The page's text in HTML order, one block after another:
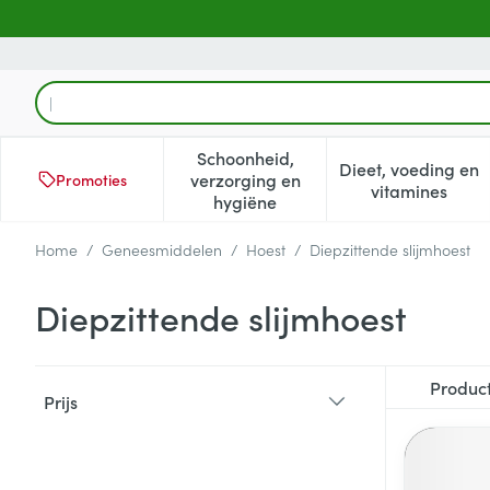
Product, merk, categorie...
Promoties
Schoonheid,
verzorging en
hygiëne
Toon submenu voor
Dieet, voeding en
vitamines
Toon
Home / Geneesmiddelen / Hoest / Diepzittende slijmhoest
Diepzittende slijmhoest
Prijs